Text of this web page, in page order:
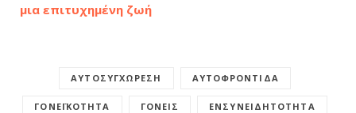
μια επιτυχημένη ζωή
ΑΥΤΟΣΥΓΧΏΡΕΣΗ ΑΥΤΟΦΡΟΝΤΊΔΑ
ΓΟΝΕΪΚΌΤΗΤΑ ΓΟΝΕΊΣ ΕΝΣΥΝΕΙΔΗΤΌΤΗΤΑ